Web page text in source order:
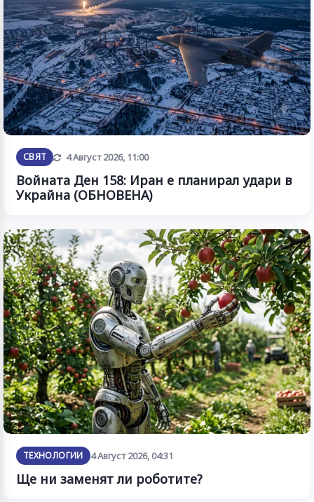
СВЯТ Обновена
4 Август 2026, 11:00
Войната Ден 158: Иран е планирал удари в
Украйна (ОБНОВЕНА)
ТЕХНОЛОГИИ 4 Август 2026, 04:31
Ще ни заменят ли роботите?